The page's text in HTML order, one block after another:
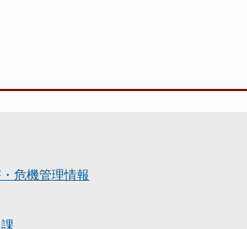
危機管理情報